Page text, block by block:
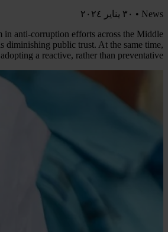
News •
٣٠ يناير ٢٠٢٤
in anti-corruption efforts across the Middle
diminishing public trust. At the same time,
adopting a reactive, rather than preventative,…